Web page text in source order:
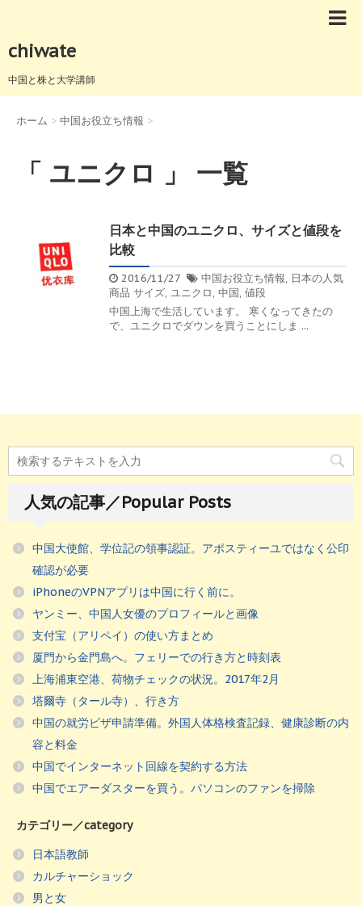
chiwate
中国と株と大学講師
ホーム > 中国お役立ち情報 >
「 ユニクロ 」 一覧
日本と中国のユニクロ、サイズと値段を
比較
2016/11/27 中国お役立ち情報, 日本の人気
商品 サイズ, ユニクロ, 中国, 値段
中国上海で生活しています。 寒くなってきたの
で、ユニクロでダウンを買うことにしま ...
人気の記事／Popular Posts
中国大使館、学位記の領事認証。アポスティーユではなく公印
確認が必要
iPhoneのVPNアプリは中国に行く前に。
ヤンミー、中国人女優のプロフィールと画像
支付宝（アリペイ）の使い方まとめ
厦門から金門島へ。フェリーでの行き方と時刻表
上海浦東空港、荷物チェックの状況。2017年2月
塔爾寺（タール寺）、行き方
中国の就労ビザ申請準備。外国人体格検査記録、健康診断の内
容と料金
中国でインターネット回線を契約する方法
中国でエアーダスターを買う。パソコンのファンを掃除
カテゴリー／category
日本語教師
カルチャーショック
男と女